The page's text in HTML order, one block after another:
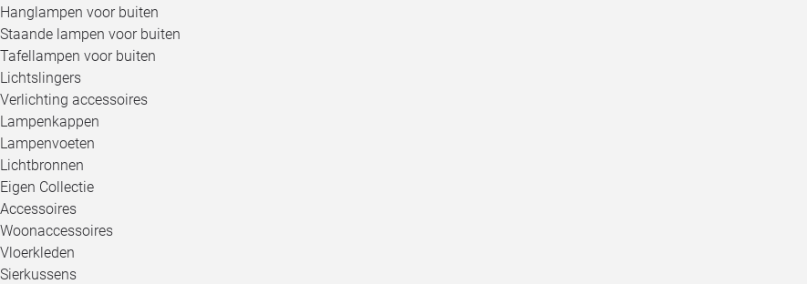
Hanglampen voor buiten
Staande lampen voor buiten
Tafellampen voor buiten
Lichtslingers
Verlichting accessoires
Lampenkappen
Lampenvoeten
Lichtbronnen
Eigen Collectie
Accessoires
Woonaccessoires
Vloerkleden
Sierkussens